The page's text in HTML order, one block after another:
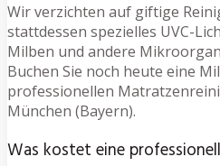
Wir verzichten auf giftige
stattdessen spezielles UVC-
Milben und andere
Buchen Sie noch heute eine
professionellen
München (Bayern).
Was kostet eine